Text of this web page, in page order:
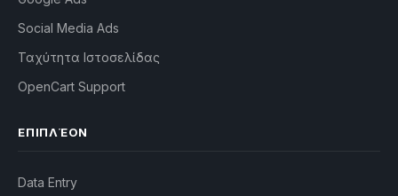
Social Media Ads
Ταχύτητα Ιστοσελίδας
OpenCart Support
ΕΠΙΠΛΈΟΝ
Data Entry